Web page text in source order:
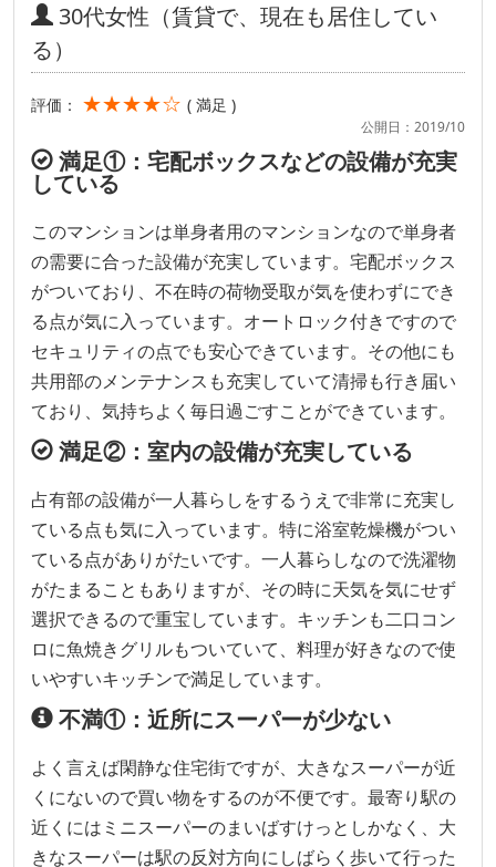
30代女性（賃貸で、現在も居住してい
る）
評価： ★★★★☆ ( 満足 )
公開日：2019/10
満足①：宅配ボックスなどの設備が充実
している
このマンションは単身者用のマンションなので単身者
の需要に合った設備が充実しています。宅配ボックス
がついており、不在時の荷物受取が気を使わずにでき
る点が気に入っています。オートロック付きですので
セキュリティの点でも安心できています。その他にも
共用部のメンテナンスも充実していて清掃も行き届い
ており、気持ちよく毎日過ごすことができています。
満足②：室内の設備が充実している
占有部の設備が一人暮らしをするうえで非常に充実し
ている点も気に入っています。特に浴室乾燥機がつい
ている点がありがたいです。一人暮らしなので洗濯物
がたまることもありますが、その時に天気を気にせず
選択できるので重宝しています。キッチンも二口コン
ロに魚焼きグリルもついていて、料理が好きなので使
いやすいキッチンで満足しています。
不満①：近所にスーパーが少ない
よく言えば閑静な住宅街ですが、大きなスーパーが近
くにないので買い物をするのが不便です。最寄り駅の
近くにはミニスーパーのまいばすけっとしかなく、大
きなスーパーは駅の反対方向にしばらく歩いて行った